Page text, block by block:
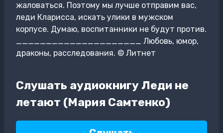
жаловаться. Поэтому мы лучше отправим вас,
леди Кларисса, искать улики в мужском
корпусе. Думаю, воспитанники не будут против.
_____________________ Любовь, юмор,
драконы, расследования. © Литнет
Слушать аудиокнигу Леди не
летают (Мария Самтенко)